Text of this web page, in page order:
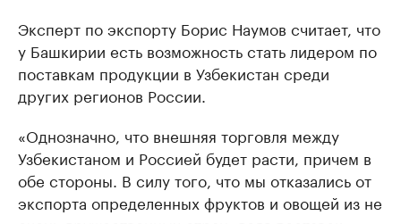
Эксперт по экспорту Борис Наумов считает, что
у Башкирии есть возможность стать лидером по
поставкам продукции в Узбекистан среди
других регионов России.
«Однозначно, что внешняя торговля между
Узбекистаном и Россией будет расти, причем в
обе стороны. В силу того, что мы отказались от
экспорта определенных фруктов и овощей из не